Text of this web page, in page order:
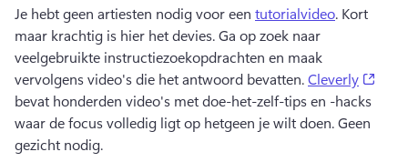
Je hebt geen artiesten nodig voor een tutorialvideo. Kort
maar krachtig is hier het devies. Ga op zoek naar
veelgebruikte instructiezoekopdrachten en maak
vervolgens video's die het antwoord bevatten. Cleverly
bevat honderden video's met doe-het-zelf-tips en -hacks
waar de focus volledig ligt op hetgeen je wilt doen. Geen
gezicht nodig.